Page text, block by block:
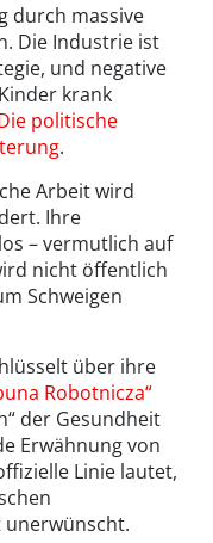
durch massive
Die Industrie ist
und negative
krank
politische
.
Arbeit wird
Ihre
– vermutlich auf
nicht öffentlich
Schweigen
über ihre
Robotnicza“
der Gesundheit
Erwähnung von
Linie lautet,